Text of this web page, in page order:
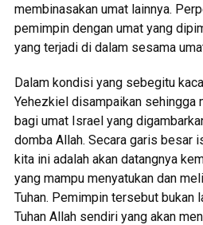
membinasakan umat lainnya.
pemimpin dengan umat yang
yang terjadi di dalam sesama
Dalam kondisi yang sebegitu
Yehezkiel disampaikan sehingga
bagi umat Israel yang
domba Allah. Secara garis besar
kita ini adalah akan datangnya
yang mampu menyatukan dan
Tuhan. Pemimpin tersebut bukan
Tuhan Allah sendiri yang akan